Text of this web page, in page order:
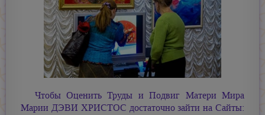
Чтобы Оценить Труды и Подвиг Матери Мира
Марии ДЭВИ ХРИСТОС достаточно зайти на Сайты: